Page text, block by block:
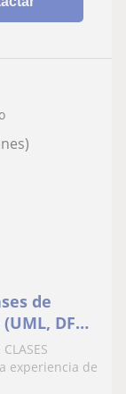
de
DFD,
experiencia de